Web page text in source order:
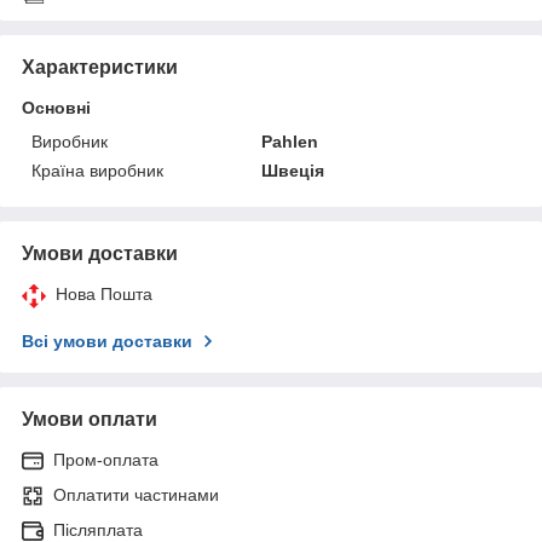
Характеристики
Основні
Виробник
Pahlen
Країна виробник
Швеція
Умови доставки
Нова Пошта
Всі умови доставки
Умови оплати
Пром-оплата
Оплатити частинами
Післяплата